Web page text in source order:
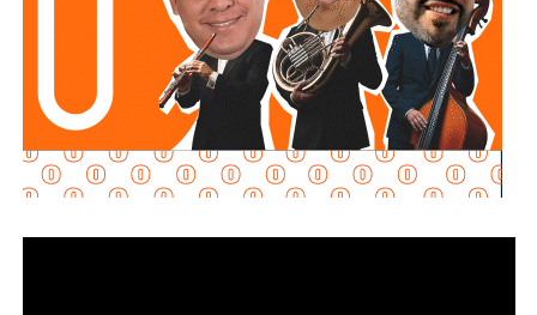
Pocas veces he visto medios cuestionar la constante
construcción de estructura cochista que lejos de mejorar la
movilidad, como dicen los boletines oficiales, tienden
solamente a
favorecer la velocidad
¿Quién se acuerda de los peatones? ¿Quién piensa
en el que quiere cruzar la calle sin tener que subirse